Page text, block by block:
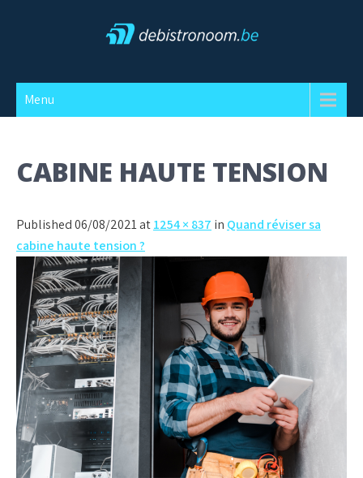
Debistronoom
Menu
CABINE HAUTE TENSION
Published 06/08/2021 at1254 × 837 in Quand réviser sa
cabine haute tension ?